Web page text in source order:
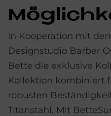
In Kooperation mit
Designstudio Barber
Bette die exklusive
Kollektion kombiniert
robusten
Titanstahl. Mit